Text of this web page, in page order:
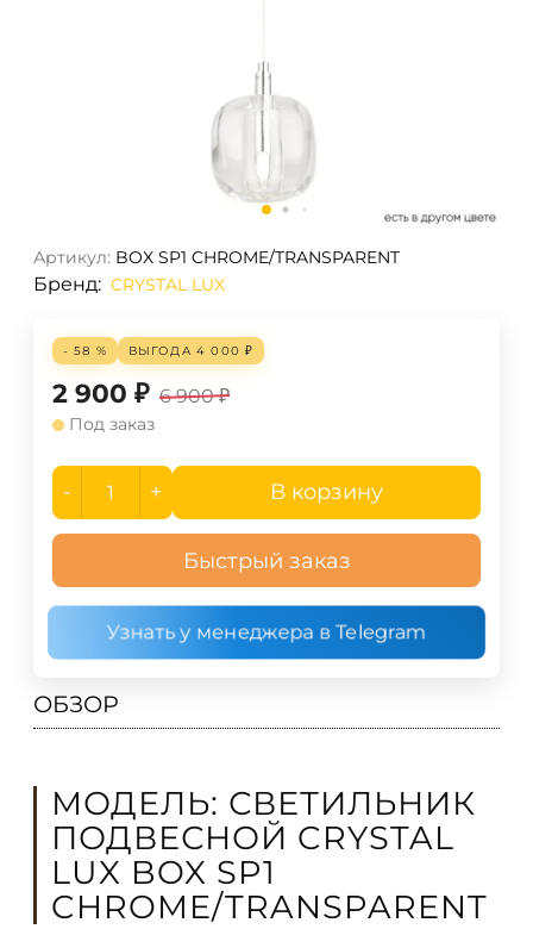
Артикул: BOX SP1 CHROME/TRANSPARENT
Бренд: CRYSTAL LUX
- 58 % ВЫГОДА 4 000 ₽
2 900 ₽ 6 900 ₽
Под заказ
- + В корзину
Быстрый заказ
Узнать у менеджера в Telegram
ОБЗОР
МОДЕЛЬ: СВЕТИЛЬНИК
ПОДВЕСНОЙ CRYSTAL
LUX BOX SP1
CHROME/TRANSPARENT